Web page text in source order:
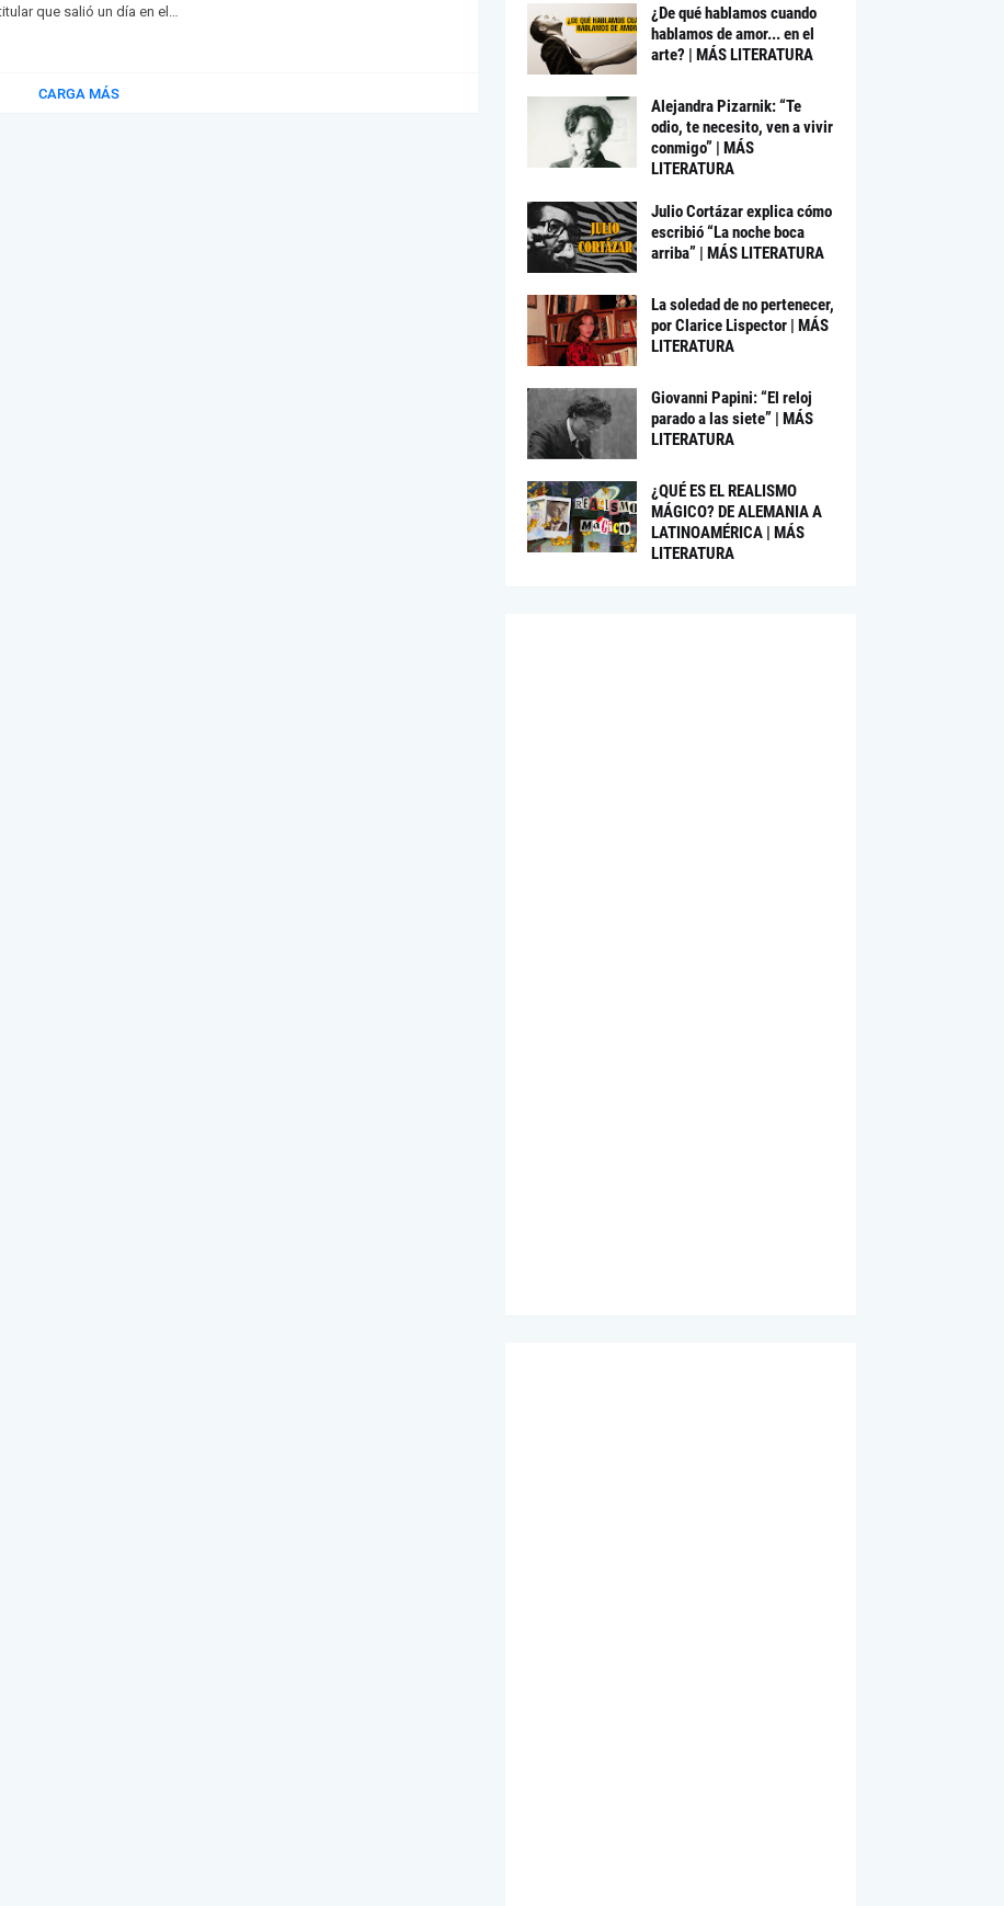
que salió un día en el…
CARGA MÁS
¿De qué hablamos cuando
hablamos de amor... en el
arte? | MÁS LITERATURA
Alejandra Pizarnik: “Te
odio, te necesito, ven a vivir
conmigo” | MÁS
LITERATURA
Julio Cortázar explica cómo
escribió “La noche boca
arriba” | MÁS LITERATURA
La soledad de no pertenecer,
por Clarice Lispector | MÁS
LITERATURA
Giovanni Papini: “El reloj
parado a las siete” | MÁS
LITERATURA
¿QUÉ ES EL REALISMO
MÁGICO? DE ALEMANIA A
LATINOAMÉRICA | MÁS
LITERATURA